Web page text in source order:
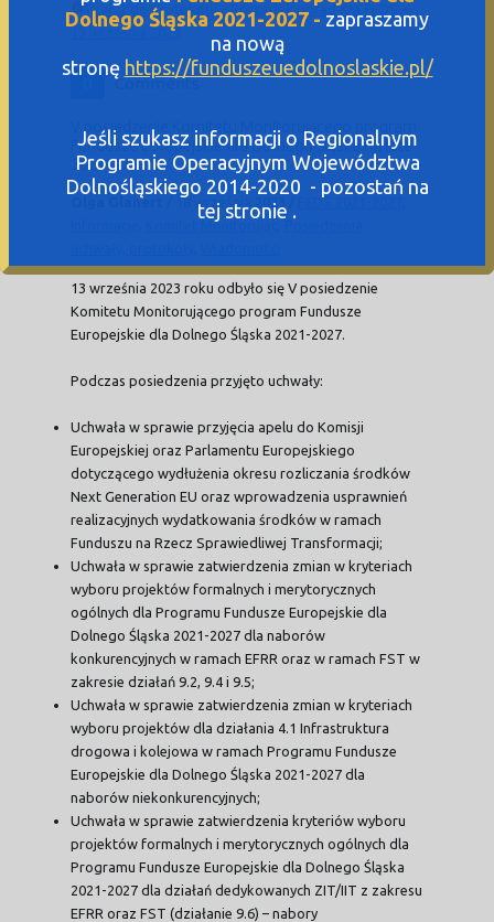
zał. 2 do Protokołu – Porządek obrad KM FEDS –
13 września 2023
Comments
V posiedzenie Komitetu Monitorującego program
Fundusze Europejskie dla Dolnego Śląska na lata
2021-2027
Olga Glanert 18 września 2023 FEDS 2021-2027
Komitet Monitorując
13 września 2023 roku odbyło się V posiedzenie
Komitetu Monitorującego program Fundusze
Europejskie dla Dolnego Śląska 2021-2027.
Podczas posiedzenia przyjęto uchwały:
Uchwała w sprawie przyjęcia apelu do Komisji
Europejskiej oraz Parlamentu Europejskiego
dotyczącego wydłużenia okresu rozliczania środków
Next Generation EU oraz wprowadzenia usprawnień
realizacyjnych wydatkowania środków w ramach
Funduszu na Rzecz Sprawiedliwej Transformacji;
Uchwała w sprawie zatwierdzenia zmian w kryteriach
wyboru projektów formalnych i merytorycznych
ogólnych dla Programu Fundusze Europejskie dla
Dolnego Śląska 2021-2027 dla naborów
konkurencyjnych w ramach EFRR oraz w ramach FST w
zakresie działań 9.2, 9.4 i 9.5;
Uchwała w sprawie zatwierdzenia zmian w kryteriach
wyboru projektów dla działania 4.1 Infrastruktura
drogowa i kolejowa w ramach Programu Fundusze
Europejskie dla Dolnego Śląska 2021-2027 dla
naborów niekonkurencyjnych;
Uchwała w sprawie zatwierdzenia kryteriów wyboru
projektów formalnych i merytorycznych ogólnych dla
Programu Fundusze Europejskie dla Dolnego Śląska
2021-2027 dla działań dedykowanych ZIT/IIT z zakresu
EFRR oraz FST (działanie 9.6) – nabory
Dolnego Śląska 2021-2027 - zapraszamy
na nową
stronę https://funduszeuedolnoslaskie.pl/
Jeśli szukasz informacji o Regionalnym
Programie Operacyjnym Województwa
Dolnośląskiego 2014-2020 - pozostań na
tej stronie .